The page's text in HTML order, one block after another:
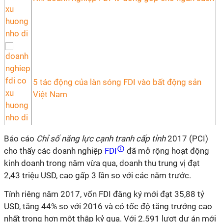
5 tác động của làn sóng FDI vào bất động sản
Việt Nam
Báo cáo Chỉ số năng lực cạnh tranh cấp tỉnh2017 (PCI)
cho thấy các doanh nghiệp FDI
đã mở rộng hoạt động
kinh doanh trong năm vừa qua, doanh thu trung vị đạt
2,43 triệu USD, cao gấp 3 lần so với các năm trước.
Tính riêng năm 2017, vốn FDI đăng ký mới đạt 35,88 tỷ
USD, tăng 44% so với 2016 và có tốc độ tăng trưởng cao
nhất trong hơn một thập kỷ qua. Với 2.591 lượt dự án mới